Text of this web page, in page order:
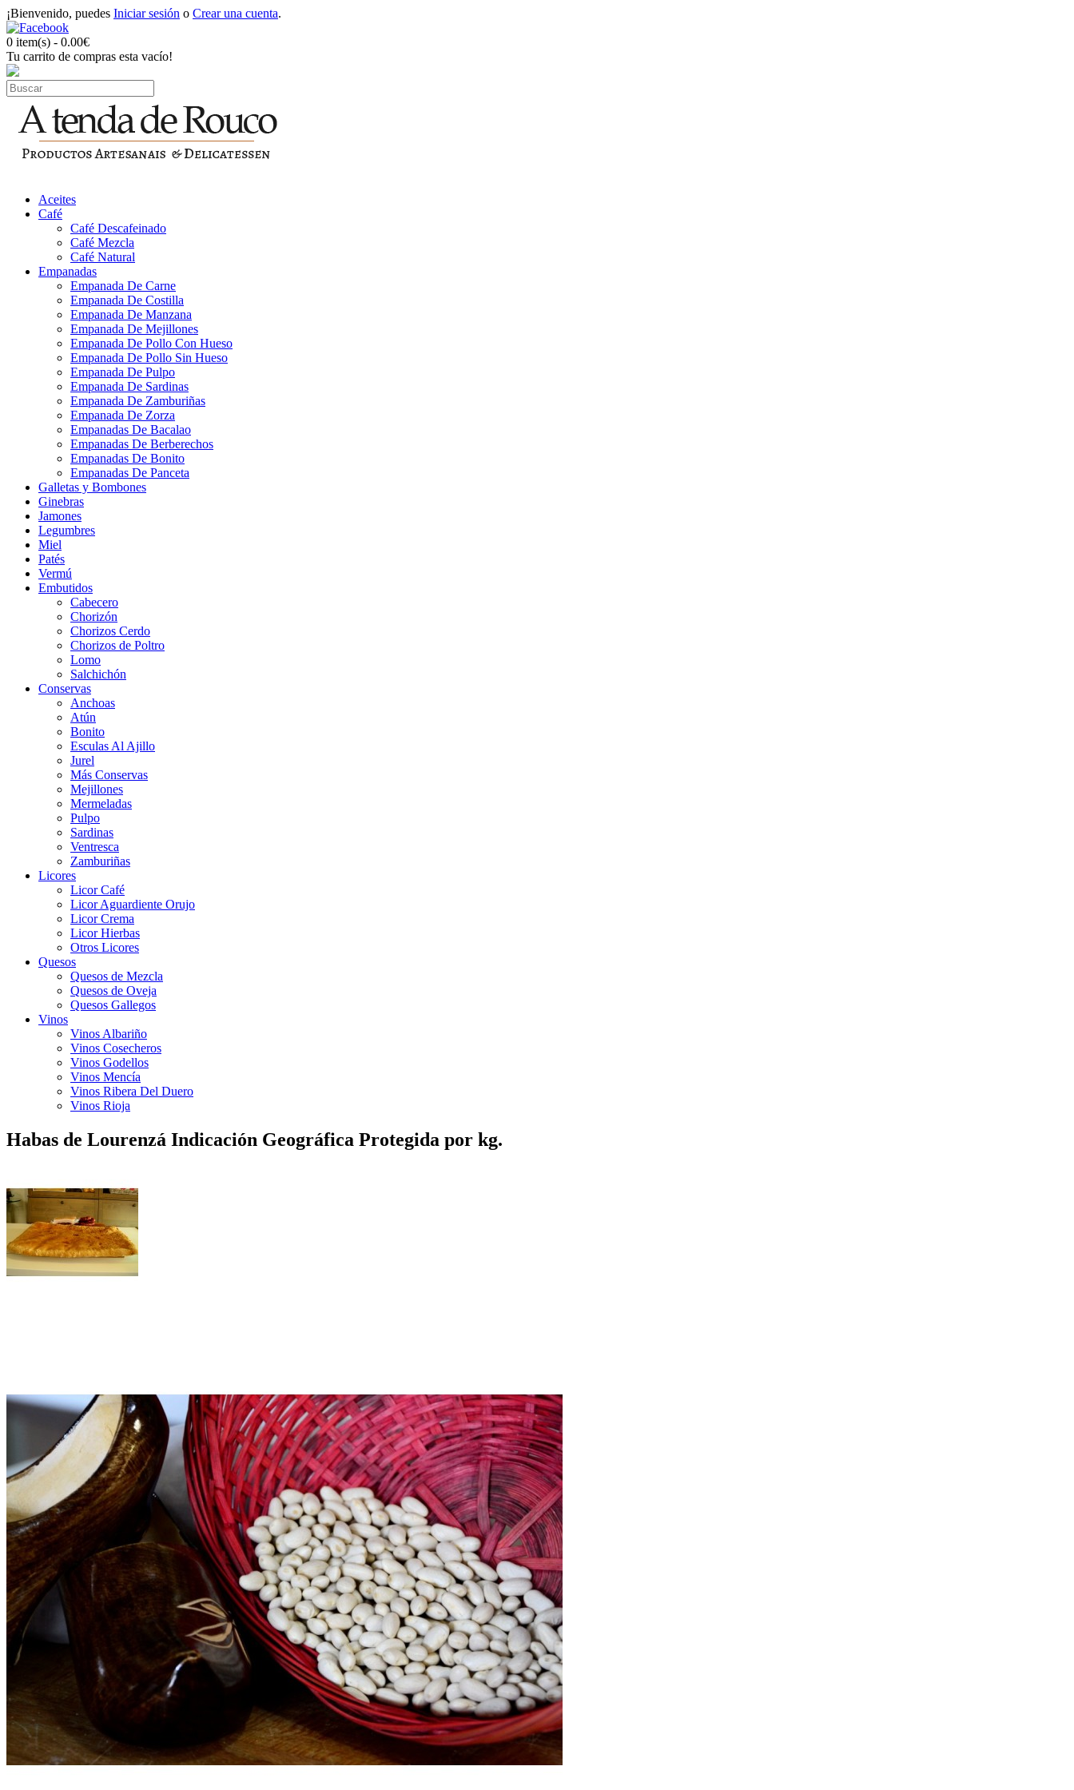
¡Bienvenido, puedes Iniciar sesión o Crear una cuenta.
0 item(s) - 0.00€
Tu carrito de compras esta vacío!
Aceites
Café
Café Descafeinado
Café Mezcla
Café Natural
Empanadas
Empanada De Carne
Empanada De Costilla
Empanada De Manzana
Empanada De Mejillones
Empanada De Pollo Con Hueso
Empanada De Pollo Sin Hueso
Empanada De Pulpo
Empanada De Sardinas
Empanada De Zamburiñas
Empanada De Zorza
Empanadas De Bacalao
Empanadas De Berberechos
Empanadas De Bonito
Empanadas De Panceta
Galletas y Bombones
Ginebras
Jamones
Legumbres
Miel
Patés
Vermú
Embutidos
Cabecero
Chorizón
Chorizos Cerdo
Chorizos de Poltro
Lomo
Salchichón
Conservas
Anchoas
Atún
Bonito
Esculas Al Ajillo
Jurel
Más Conservas
Mejillones
Mermeladas
Pulpo
Sardinas
Ventresca
Zamburiñas
Licores
Licor Café
Licor Aguardiente Orujo
Licor Crema
Licor Hierbas
Otros Licores
Quesos
Quesos de Mezcla
Quesos de Oveja
Quesos Gallegos
Vinos
Vinos Albariño
Vinos Cosecheros
Vinos Godellos
Vinos Mencía
Vinos Ribera Del Duero
Vinos Rioja
Habas de Lourenzá Indicación Geográfica Protegida por kg.